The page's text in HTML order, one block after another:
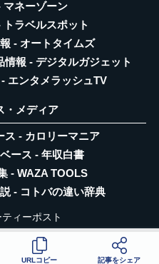
マネーゾーン
ラベルスポット
- オートタイムズ
報 - デジタルガジェット
エンタメラッシュTV
・メディア
ス - カロリーマニア
ース - 年収白書
- WAZA TOOLS
- コトバの違い辞典
ィーポスト
URLコピー 記事をシェア